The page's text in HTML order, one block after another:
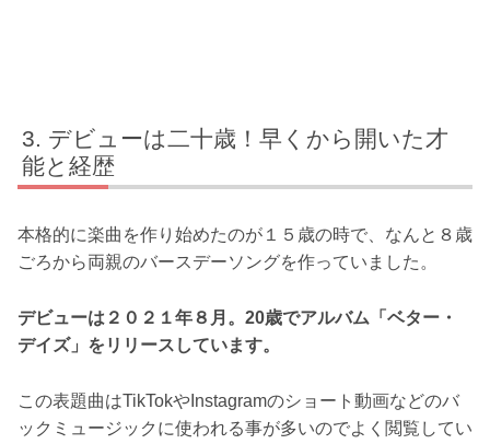
デビューは二十歳！早くから開いた才
能と経歴
本格的に楽曲を作り始めたのが１５歳の時で、なんと８歳
ごろから両親のバースデーソングを作っていました。
デビューは２０２１年８月。20歳でアルバム「ベター・
デイズ」をリリースしています。
この表題曲はTikTokやInstagramのショート動画などのバ
ックミュージックに使われる事が多いのでよく閲覧してい